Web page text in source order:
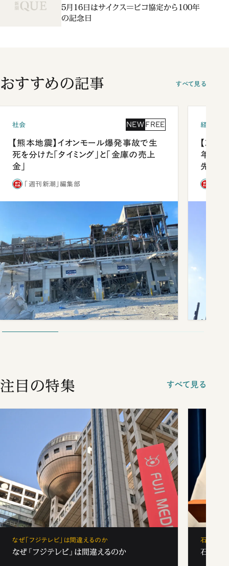
5月16日はサイクス＝ピコ協定から100年
の記念日
おすすめの記事 すべて見る
社会 NEW FREE
【熊本地震】イオンモール爆発事故で生
死を分けた「タイミング」と「金庫の売上
金」
「週刊新潮」編集部
経済・ビ
【就活
年会は
先1位
注目の特集 すべて見る
なぜ「フジテレビ」は間違えるのか
なぜ「フジテレビ」は間違えるのか
石破茂、
石破茂